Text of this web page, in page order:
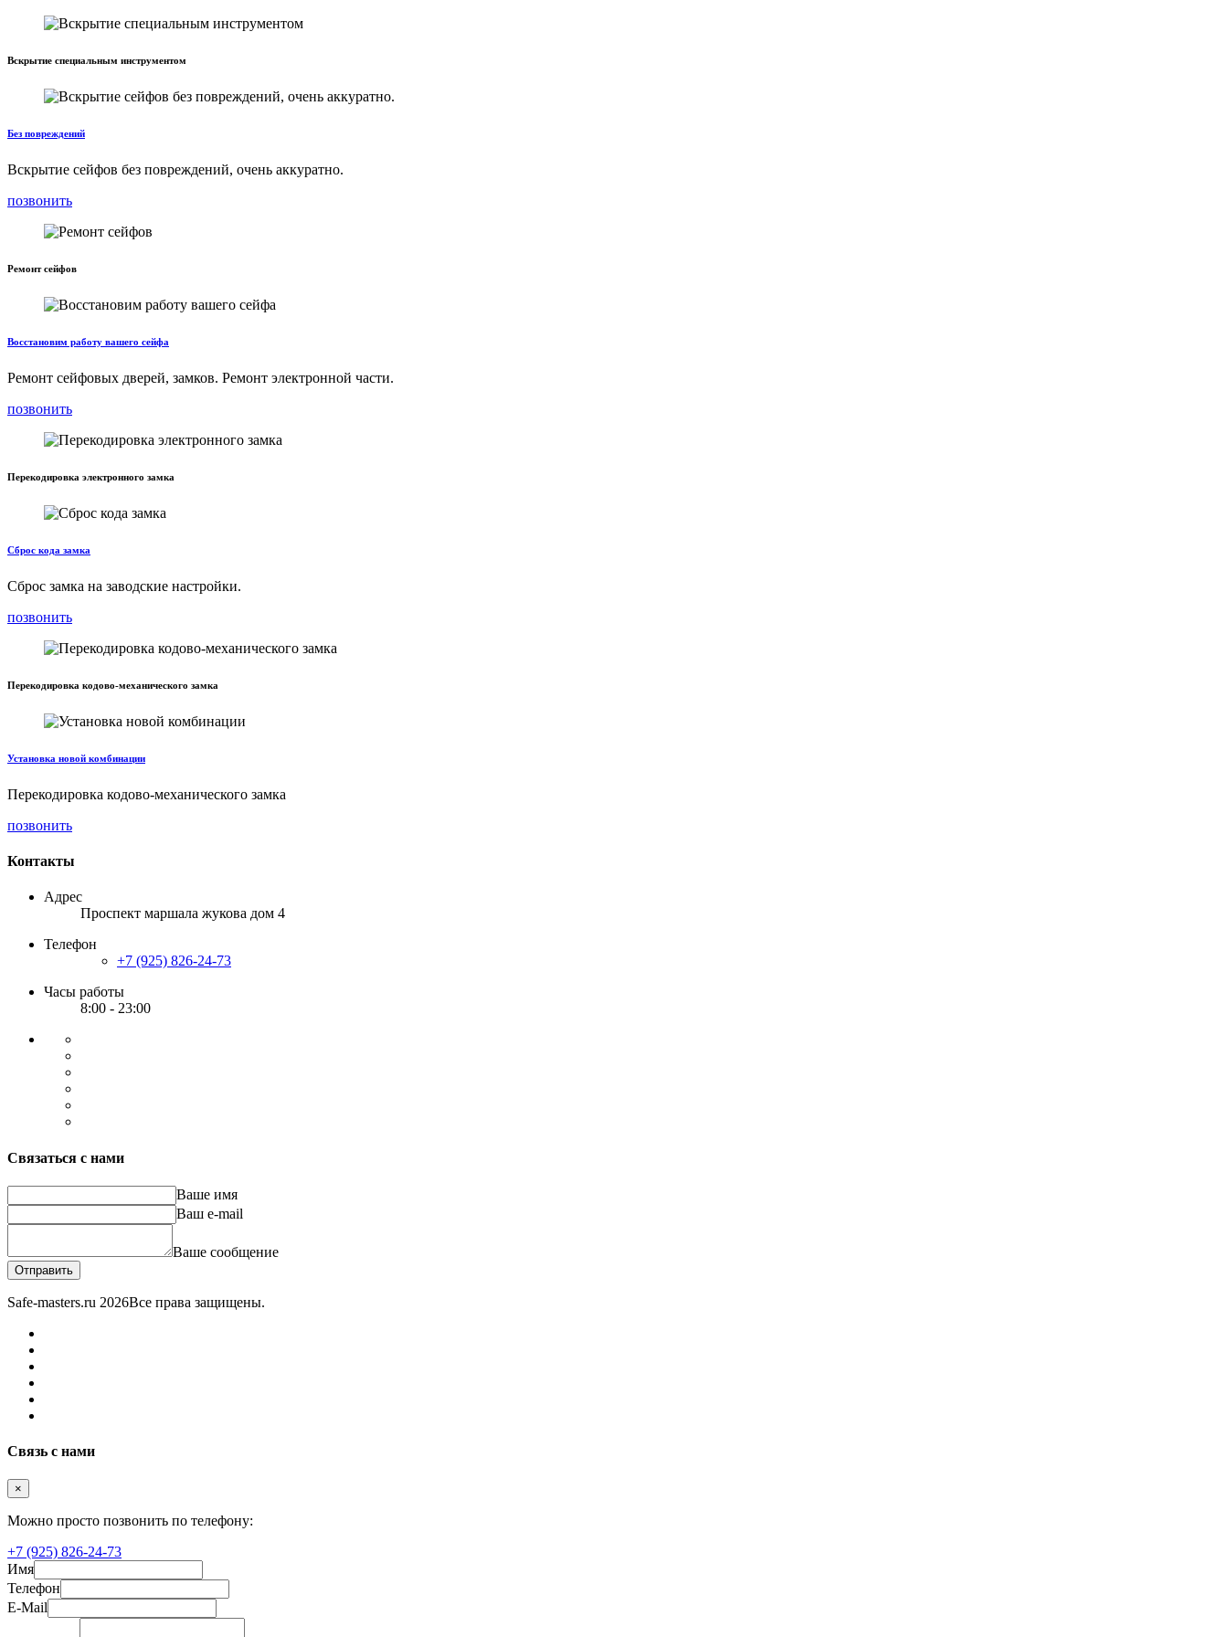
Вскрытие специальным инструментом
Без повреждений
Вскрытие сейфов без повреждений, очень аккуратно.
позвонить
Ремонт сейфов
Восстановим работу вашего сейфа
Ремонт сейфовых дверей, замков. Ремонт электронной части.
позвонить
Перекодировка электронного замка
Сброс кода замка
Сброс замка на заводские настройки.
позвонить
Перекодировка кодово-механического замка
Установка новой комбинации
Перекодировка кодово-механического замка
позвонить
Контакты
Адрес
Проспект маршала жукова дом 4
Телефон
+7 (925) 826-24-73
Часы работы
8:00 - 23:00
Связаться с нами
Ваше имя
Ваш e-mail
Ваше сообщение
Отправить
Safe-masters.ru 2026Все права защищены.
Связь с нами
×
Можно просто позвонить по телефону:
+7 (925) 826-24-73
Имя
Телефон
E-Mail